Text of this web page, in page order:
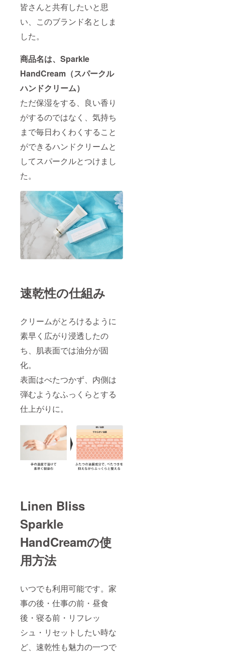
皆さんと共有したいと思
い、このブランド名としま
した。
商品名は、Sparkle
HandCream（スパークル
ハンドクリーム）
ただ保湿をする、良い香り
がするのではなく、気持ち
まで毎日わくわくすること
ができるハンドクリームと
してスパークルとつけまし
た。
速乾性の仕組み
クリームがとろけるように
素早く広がり浸透したの
ち、肌表面では油分が固
化。
表面はべたつかず、内側は
弾むようなふっくらとする
仕上がりに。
Linen Bliss
Sparkle
HandCreamの使
用方法
いつでも利用可能です。家
事の後・仕事の前・昼食
後・寝る前・リフレッ
シュ・リセットしたい時な
ど、速乾性も魅力の一つで